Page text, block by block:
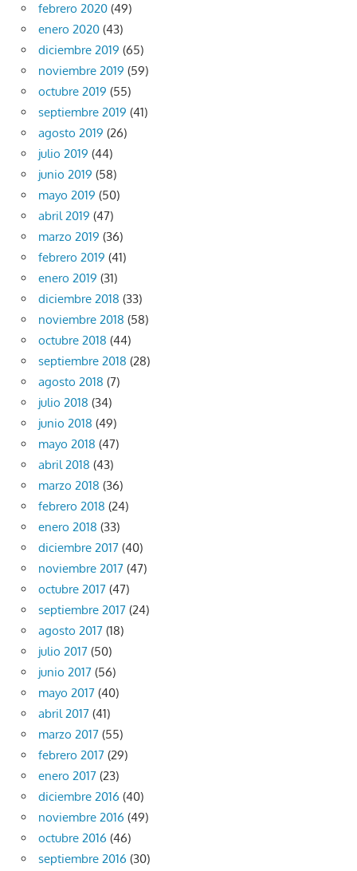
febrero 2020 (49)
enero 2020 (43)
diciembre 2019 (65)
noviembre 2019 (59)
octubre 2019 (55)
septiembre 2019 (41)
agosto 2019 (26)
julio 2019 (44)
junio 2019 (58)
mayo 2019 (50)
abril 2019 (47)
marzo 2019 (36)
febrero 2019 (41)
enero 2019 (31)
diciembre 2018 (33)
noviembre 2018 (58)
octubre 2018 (44)
septiembre 2018 (28)
agosto 2018 (7)
julio 2018 (34)
junio 2018 (49)
mayo 2018 (47)
abril 2018 (43)
marzo 2018 (36)
febrero 2018 (24)
enero 2018 (33)
diciembre 2017 (40)
noviembre 2017 (47)
octubre 2017 (47)
septiembre 2017 (24)
agosto 2017 (18)
julio 2017 (50)
junio 2017 (56)
mayo 2017 (40)
abril 2017 (41)
marzo 2017 (55)
febrero 2017 (29)
enero 2017 (23)
diciembre 2016 (40)
noviembre 2016 (49)
octubre 2016 (46)
septiembre 2016 (30)